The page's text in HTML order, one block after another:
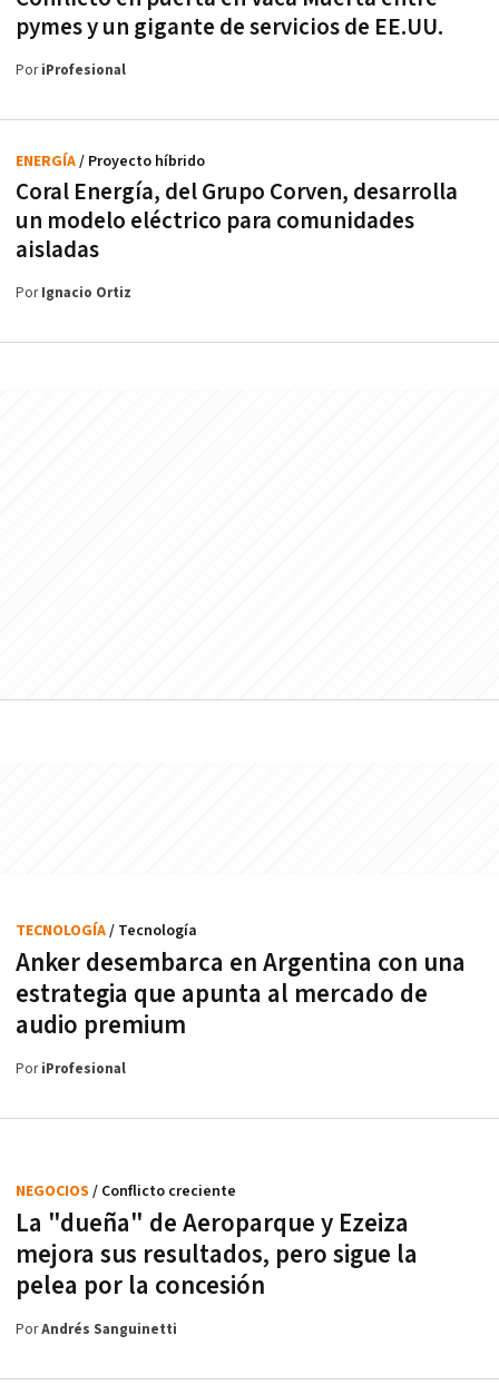
pymes y un gigante de servicios de EE.UU.
PoriProfesional
Coral Energía, del Grupo Corven, desarrolla
un modelo eléctrico para comunidades
aisladas
ENERGÍA/ Proyecto híbrido
PorIgnacio Ortiz
Anker desembarca en Argentina con una
estrategia que apunta al mercado de
audio premium
TECNOLOGÍA/ Tecnología
PoriProfesional
La "dueña" de Aeroparque y Ezeiza
mejora sus resultados, pero sigue la
pelea por la concesión
NEGOCIOS / Conflicto creciente
PorAndrés Sanguinetti